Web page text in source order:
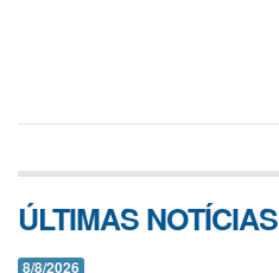
ÚLTIMAS NOTÍCIAS
8/8/2026